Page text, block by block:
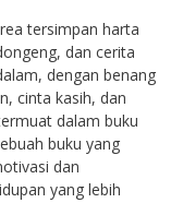
tersimpan harta
dan cerita
dengan benang
cinta kasih, dan
dalam buku
buku yang
dan
yang lebih